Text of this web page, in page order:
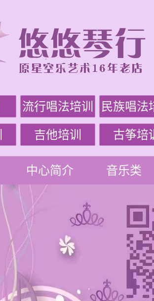
流行唱法培训 民族唱法
吉他培训 古筝培
中心简介 音乐类